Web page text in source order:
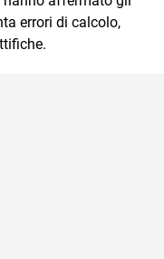
errori di calcolo,